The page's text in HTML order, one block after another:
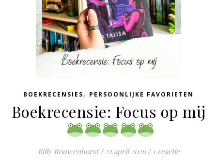
BOEKRECENSIES, PERSOONLIJKE FAVORIETEN
Boekrecensie: Focus op mij
Billy Rouwenhorst / 22 april 2026 / 1 reactie